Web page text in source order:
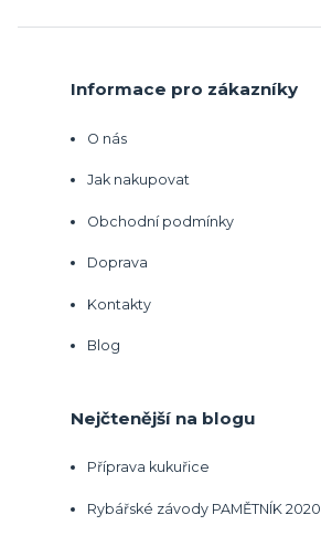
Informace pro zákazníky
O nás
Jak nakupovat
Obchodní podmínky
Doprava
Kontakty
Blog
Nejčtenější na blogu
Příprava kukuřice
Rybářské závody PAMĚTNÍK 2020